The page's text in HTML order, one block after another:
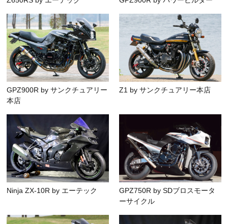
GPZ900R by サンクチュアリー
本店
Z1 by サンクチュアリー本店
Ninja ZX-10R by エーテック
GPZ750R by SDブロスモータ
ーサイクル